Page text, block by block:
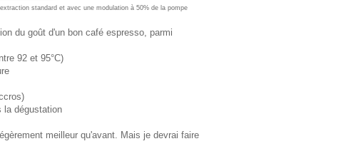
standard et avec une modulation à 50% de la pompe
du goût d'un bon café espresso, parmi
92 et 95°C)
la dégustation
meilleur qu'avant. Mais je devrai faire